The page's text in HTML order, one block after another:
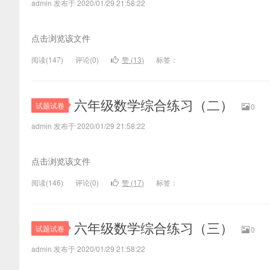
admin 发布于 2020/01/29 21:58:22
点击浏览该文件
阅读(147) 评论(0) 赞 (13) 标签：
试题试卷 六年级数学综合练习（二）
0
admin 发布于 2020/01/29 21:58:22
点击浏览该文件
阅读(146) 评论(0) 赞 (17) 标签：
试题试卷 六年级数学综合练习（三）
0
admin 发布于 2020/01/29 21:58:22